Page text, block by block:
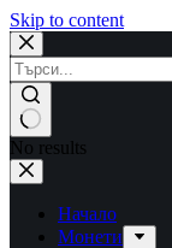
Skip to content
No results
Начало
Монети